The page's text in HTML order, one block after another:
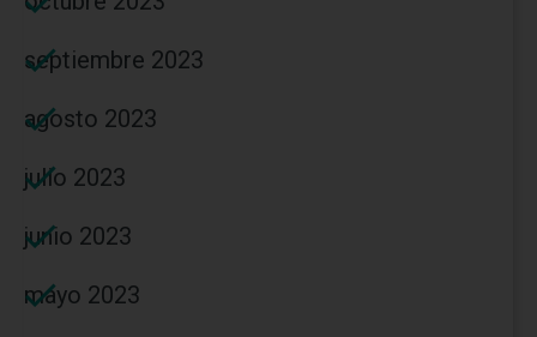
septiembre 2023
agosto 2023
julio 2023
junio 2023
mayo 2023